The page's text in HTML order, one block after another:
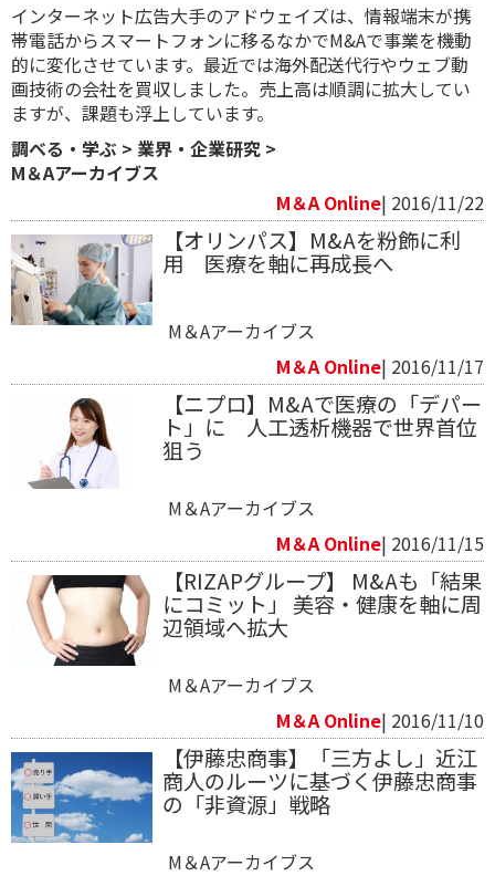
インターネット広告大手のアドウェイズは、情報端末が携
帯電話からスマートフォンに移るなかでM&Aで事業を機動
的に変化させています。最近では海外配送代行やウェブ動
画技術の会社を買収しました。売上高は順調に拡大してい
ますが、課題も浮上しています。
調べる・学ぶ > 業界・企業研究 >
M＆Aアーカイブス
M＆A Online| 2016/11/22
【オリンパス】M&Aを粉飾に利
用 医療を軸に再成長へ
M＆Aアーカイブス
M＆A Online| 2016/11/17
【ニプロ】M&Aで医療の「デパー
ト」に 人工透析機器で世界首位
狙う
M＆Aアーカイブス
M＆A Online| 2016/11/15
【RIZAPグループ】 M&Aも「結果
にコミット」 美容・健康を軸に周
辺領域へ拡大
M＆Aアーカイブス
M＆A Online| 2016/11/10
【伊藤忠商事】「三方よし」近江
商人のルーツに基づく伊藤忠商事
の「非資源」戦略
M＆Aアーカイブス